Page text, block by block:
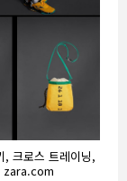
크로스 트레이닝,
zara.com